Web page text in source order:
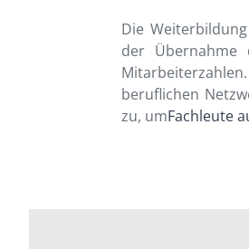
Die
der Übernahme
beruflichen
zu, umFachleute